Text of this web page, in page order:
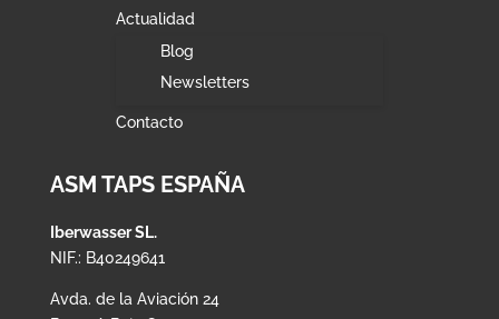
Actualidad
Blog
Newsletters
Contacto
ASM TAPS ESPAÑA
Iberwasser SL.
NIF.: B40249641
Avda. de la Aviación 24